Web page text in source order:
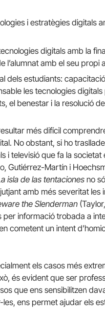
i estratègies digitals
digitals amb la
l’alumnat amb el seu propi
dels estudiants:
les tecnologies digitals
el benestar i la resolució
més difícil
No obstant, si ho
i televisió que fa la societat
Gutiérrez-Martín i
isla de las tentaciones no
amb més severitat les
the Slenderman
per informació trobada a
cometent un intent
els casos més
és evident que ser
que ens sensibilitzen
ens permet ajudar els